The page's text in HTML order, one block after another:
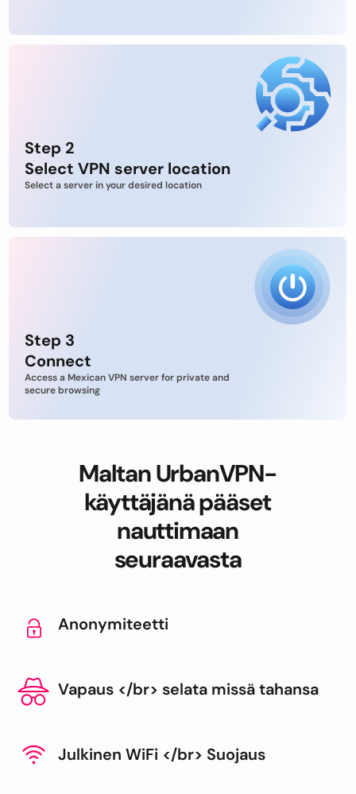
Step 2
Select VPN server location
Select a server in your desired location
Step 3
Connect
Access a Mexican VPN server for private and
secure browsing
Maltan UrbanVPN-
käyttäjänä pääset
nauttimaan
seuraavasta
Anonymiteetti
Vapaus </br> selata missä tahansa
Julkinen WiFi </br> Suojaus